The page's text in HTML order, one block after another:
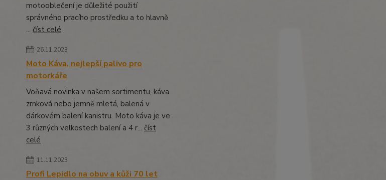
motooblečení je důležité použití
správného pracího prostředku a to hlavně
... číst celé
26.11.2023
Moto Káva, nejlepší palivo pro
motorkáře
Voňavá novinka v našem sortimentu, káva
zrnková nebo jemně mletá, balená v
dárkovém balení kanistru. Moto káva je ve
3 různých velkostech balení a 4 r... číst
celé
11.11.2023
Profi Lepidlo na obuv a kůži 70 let